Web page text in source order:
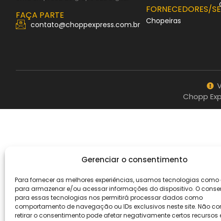
Gerenciar o consentimento
Para fornecer as melhores experiências, usamos tecnologias como
para armazenar e/ou acessar informações do dispositivo. O
para essas tecnologias nos permitirá processar dados como
comportamento de navegação ou IDs exclusivos neste site. Não
retirar o consentimento pode afetar negativamente certos recursos
FAÇA PARTE
contato@choppexpress.com.br
FORNECEDORES/
Chopeiras
Chopp